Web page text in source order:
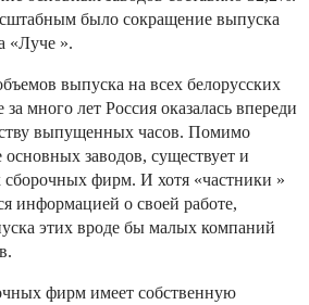
было сокращение выпуска
«Луче ».
выпуска на всех белорусских
много лет Россия оказалась впереди
выпущенных часов. Помимо
заводов, существует и
фирм. И хотя «частники »
информацией о своей работе,
этих вроде бы малых компаний
фирм имеет собственную